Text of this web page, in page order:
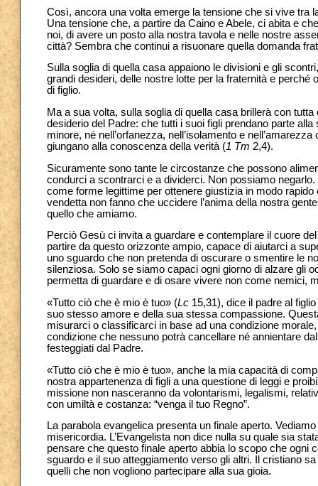
Così, ancora una volta emerge la tensione che si vive tra
Una tensione che, a partire da Caino e Abele, ci abita e
noi, di avere un posto alla nostra tavola e nelle nostre
città? Sembra che continui a risuonare quella domanda
Sulla soglia di quella casa appaiono le divisioni e gli
grandi desideri, delle nostre lotte per la fraternità e
di figlio.
Ma a sua volta, sulla soglia di quella casa brillerà con
desiderio del Padre: che tutti i suoi figli prendano parte
minore, né nell’orfanezza, nell’isolamento e
giungano alla conoscenza della verità (1 Tm 2,4).
Sicuramente sono tante le circostanze che possono
condurci a scontrarci e a dividerci. Non possiamo
come forme legittime per ottenere giustizia in modo
vendetta non fanno che uccidere l’anima della nostra
quello che amiamo.
Perciò Gesù ci invita a guardare e contemplare il cuore
partire da questo orizzonte ampio, capace di aiutarci a
uno sguardo che non pretenda di oscurare o smentire le
silenziosa. Solo se siamo capaci ogni giorno di alzare gli
permetta di guardare e di osare vivere non come nemici,
«Tutto ciò che è mio è tuo» (Lc 15,31), dice il padre al
suo stesso amore e della sua stessa compassione.
misurarci o classificarci in base ad una condizione
condizione che nessuno potrà cancellare né annientare
festeggiati dal Padre.
«Tutto ciò che è mio è tuo», anche la mia capacità di
nostra appartenenza di figli a una questione di leggi e
missione non nasceranno da volontarismi, legalismi,
con umiltà e costanza: “venga il tuo Regno”.
La parabola evangelica presenta un finale aperto.
misericordia. L’Evangelista non dice nulla su quale sia
pensare che questo finale aperto abbia lo scopo che
sguardo e il suo atteggiamento verso gli altri. Il cristiano
quelli che non vogliono partecipare alla sua gioia.